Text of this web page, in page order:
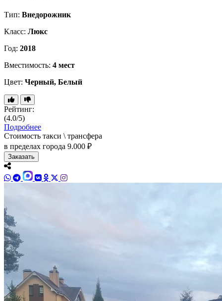
Тип: Внедорожник
Класс: Люкс
Год: 2018
Вместимость: 4 мест
Цвет: Черный, Белый
Рейтинг:
(4.0/5)
Подробнее
Стоимость такси \ трансфера
в пределах города 9.000 ₽
Заказать